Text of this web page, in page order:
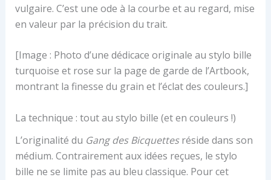
vulgaire. C’est une ode à la courbe et au regard, mise
en valeur par la précision du trait.
[Image : Photo d’une dédicace originale au stylo bille
turquoise et rose sur la page de garde de l’Artbook,
montrant la finesse du grain et l’éclat des couleurs.]
La technique : tout au stylo bille (et en couleurs !)
L’originalité du Gang des Bicquettesréside dans son
médium. Contrairement aux idées reçues, le stylo
bille ne se limite pas au bleu classique. Pour cet